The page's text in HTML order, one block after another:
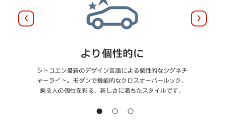
前へ
より個性的に
シトロエン最新のデザイン言語による個性的なシグネチ
ャーライト。モダンで機能的なクロスオーバールック。
乗る人の個性を彩る、新しさに満ちたスタイルです。
次へ